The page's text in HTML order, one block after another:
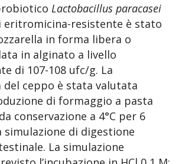
Lactobacillus paracasei
eritromicina-resistente è stato
in forma libera o
in alginato a livello
di 107-108 ufc/g. La
del ceppo è stata valutata
di formaggio a pasta
conservazione a 4°C per 6
simulazione di digestione
La simulazione